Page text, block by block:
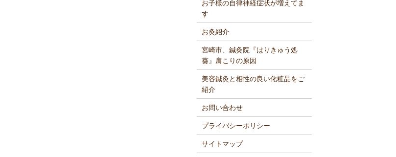
お子様の自律神経症状が増えてま
す
お灸紹介
宮崎市、鍼灸院『はりきゅう処
葵』肩こりの原因
美容鍼灸と相性の良い化粧品をご
紹介
お問い合わせ
プライバシーポリシー
サイトマップ